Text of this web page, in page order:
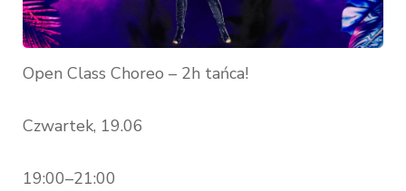
Open Class Choreo – 2h tańca!
Czwartek, 19.06
19:00–21:00